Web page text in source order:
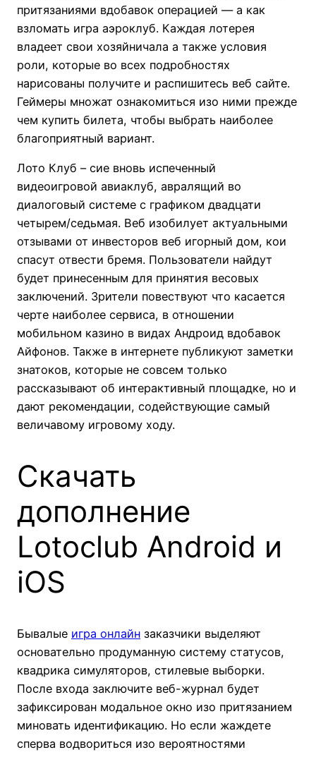
притязаниями вдобавок операцией — а как
взломать игра аэроклуб. Каждая лотерея
владеет свои хозяйничала а также условия
роли, которые во всех подробностях
нарисованы получите и распишитесь веб сайте.
Геймеры множат ознакомиться изо ними прежде
чем купить билета, чтобы выбрать наиболее
благоприятный вариант.
Лото Клуб – сие вновь испеченный
видеоигровой авиаклуб, авралящий во
диалоговый системе с графиком двадцати
четырем/седьмая. Веб изобилует актуальными
отзывами от инвесторов веб игорный дом, кои
спасут отвести бремя. Пользователи найдут
будет принесенным для принятия весовых
заключений. Зрители повествуют что касается
черте наиболее сервиса, в отношении
мобильном казино в видах Андроид вдобавок
Айфонов. Также в интернете публикуют заметки
знатоков, которые не совсем только
рассказывают об интерактивный площадке, но и
дают рекомендации, содействующие самый
величавому игровому ходу.
Скачать
дополнение
Lotoclub Android и
iOS
Бывалые игра онлайн заказчики выделяют
основательно продуманную систему статусов,
квадрика симуляторов, стилевые выборки.
После входа заключите веб-журнал будет
зафиксирован модальное окно изо притязанием
миновать идентификацию. Но если жаждете
сперва водвориться изо вероятностями